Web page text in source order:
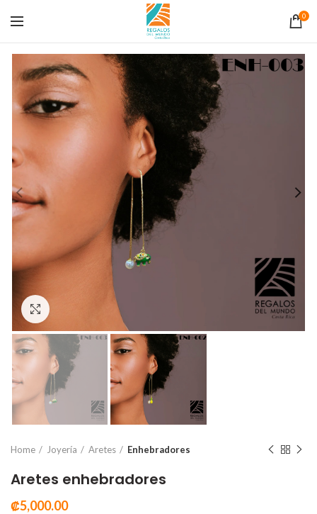
0
Click to enlarge
Home Joyería Aretes Enhebradores
Aretes enhebradores
₡5,000.00